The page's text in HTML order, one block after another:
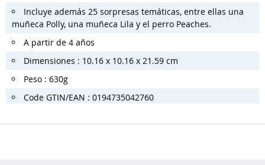
Incluye además 25 sorpresas temáticas, entre ellas una
muñeca Polly, una muñeca Lila y el perro Peaches.
A partir de 4 años
Dimensiones : 10.16 x 10.16 x 21.59 cm
Peso : 630g
Code GTIN/EAN : 0194735042760